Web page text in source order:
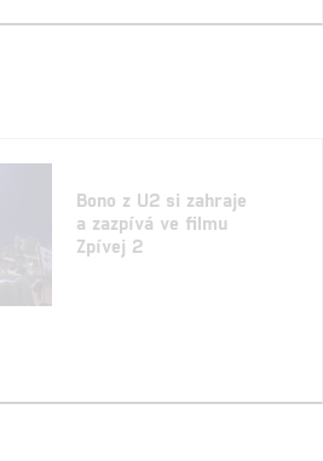
Bono z U2 si zahraje
a zazpívá ve filmu
Zpívej 2